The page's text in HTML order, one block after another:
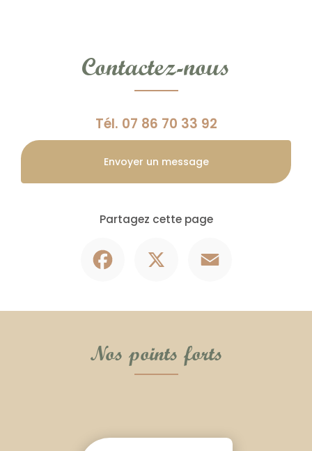
Contactez-nous
Tél. 07 86 70 33 92
Envoyer un message
Partagez cette page
Nos points forts